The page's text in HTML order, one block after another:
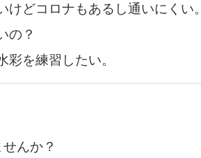
けどコロナもあるし通いにくい。
の？
彩を練習したい。
んか？